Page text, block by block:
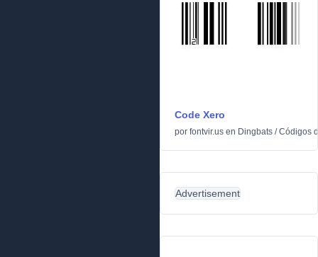
Code Xero
por fontvir.us en Dingbats /Códigos
Advertisement